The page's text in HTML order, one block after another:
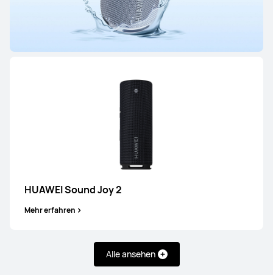
HUAWEI Sound Joy 2
Mehr erfahren
Alle ansehen
Smart Speakers
HUAWEI Sound Joy 2